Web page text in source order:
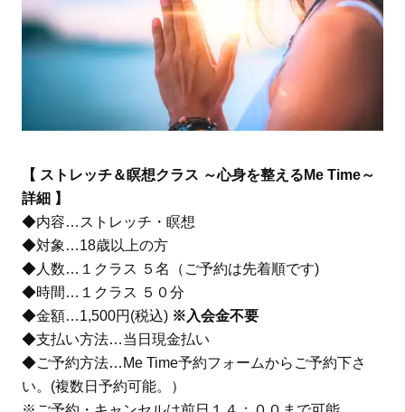
【 ストレッチ＆瞑想クラス ～心身を整えるMe Time～
詳細 】
◆内容…ストレッチ・瞑想
◆対象…18歳以上の方
◆人数…１クラス ５名（ご予約は先着順です)
◆時間…１クラス ５０分
◆金額…1,500円(税込) ※入会金不要
◆支払い方法…当日現金払い
◆ご予約方法…Me Time予約フォームからご予約下さ
い。(複数日予約可能。）